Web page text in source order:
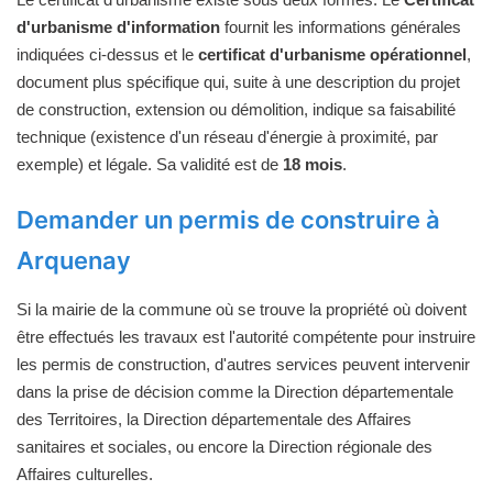
d'urbanisme d'information fournit les informations générales
indiquées ci-dessus et le certificat d'urbanisme opérationnel,
document plus spécifique qui, suite à une description du projet
de construction, extension ou démolition, indique sa faisabilité
technique (existence d'un réseau d'énergie à proximité, par
exemple) et légale. Sa validité est de 18 mois.
Demander un permis de construire à
Arquenay
Si la mairie de la commune où se trouve la propriété où doivent
être effectués les travaux est l'autorité compétente pour instruire
les permis de construction, d'autres services peuvent intervenir
dans la prise de décision comme la Direction départementale
des Territoires, la Direction départementale des Affaires
sanitaires et sociales, ou encore la Direction régionale des
Affaires culturelles.